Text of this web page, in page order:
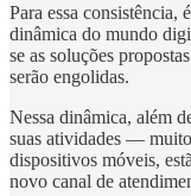
Para essa consistência,
dinâmica do mundo
se as soluções
serão engolidas.
Nessa dinâmica, além
suas atividades —
dispositivos móveis,
novo canal de